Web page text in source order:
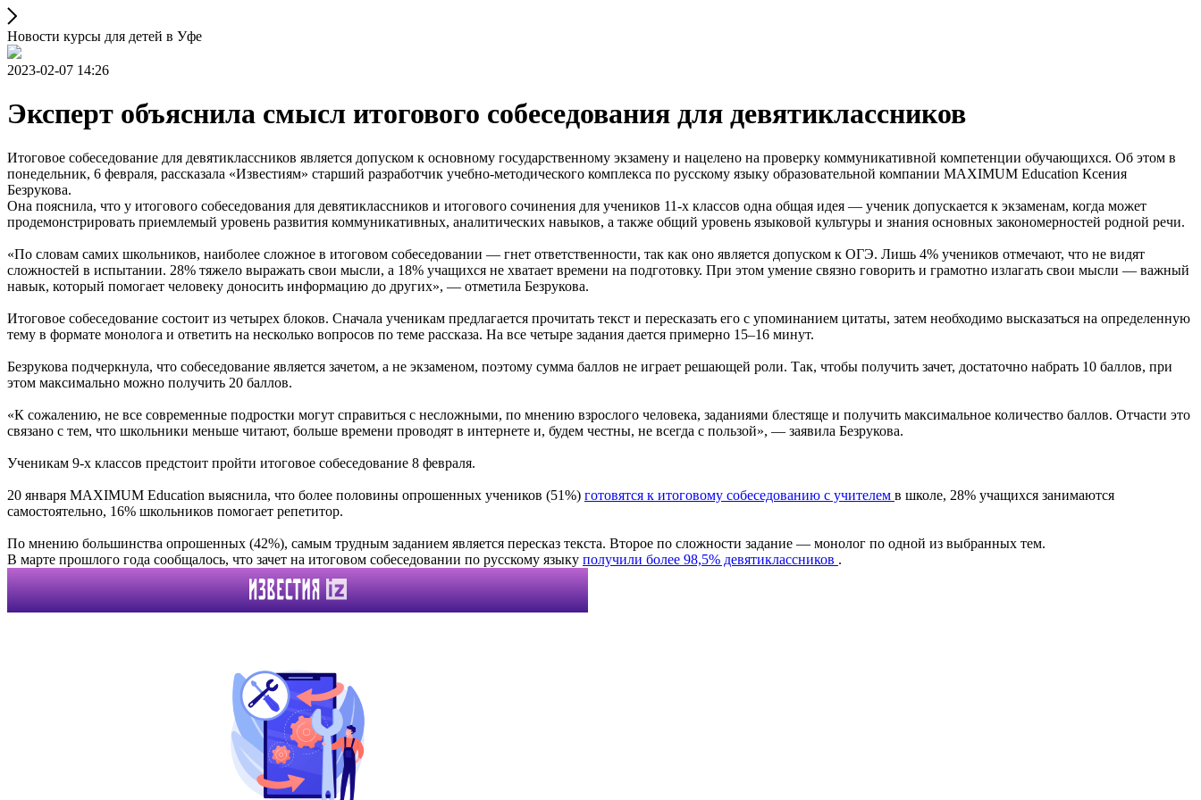
Новости курсы для детей в Уфе
2023-02-07 14:26
Эксперт объяснила смысл итогового собеседования для девятиклассников
Итоговое собеседование для девятиклассников является допуском к основному государственному экзамену и нацелено на проверку коммуникативной компетенции обучающихся. Об этом в
понедельник, 6 февраля, рассказала «Известиям» старший разработчик учебно-методического комплекса по русскому языку образовательной компании MAXIMUM Education Ксения
Безрукова.
Она пояснила, что у итогового собеседования для девятиклассников и итогового сочинения для учеников 11-х классов одна общая идея — ученик допускается к экзаменам, когда может
продемонстрировать приемлемый уровень развития коммуникативных, аналитических навыков, а также общий уровень языковой культуры и знания основных закономерностей родной речи.
«По словам самих школьников, наиболее сложное в итоговом собеседовании — гнет ответственности, так как оно является допуском к ОГЭ. Лишь 4% учеников отмечают, что не видят
сложностей в испытании. 28% тяжело выражать свои мысли, а 18% учащихся не хватает времени на подготовку. При этом умение связно говорить и грамотно излагать свои мысли — важный
навык, который помогает человеку доносить информацию до других», — отметила Безрукова.
Итоговое собеседование состоит из четырех блоков. Сначала ученикам предлагается прочитать текст и пересказать его с упоминанием цитаты, затем необходимо высказаться на определенную
тему в формате монолога и ответить на несколько вопросов по теме рассказа. На все четыре задания дается примерно 15–16 минут.
Безрукова подчеркнула, что собеседование является зачетом, а не экзаменом, поэтому сумма баллов не играет решающей роли. Так, чтобы получить зачет, достаточно набрать 10 баллов, при
этом максимально можно получить 20 баллов.
«К сожалению, не все современные подростки могут справиться с несложными, по мнению взрослого человека, заданиями блестяще и получить максимальное количество баллов. Отчасти это
связано с тем, что школьники меньше читают, больше времени проводят в интернете и, будем честны, не всегда с пользой», — заявила Безрукова.
Ученикам 9-х классов предстоит пройти итоговое собеседование 8 февраля.
20 января MAXIMUM Education выяснила, что более половины опрошенных учеников (51%) готовятся к итоговому собеседованию с учителем в школе, 28% учащихся занимаются
самостоятельно, 16% школьников помогает репетитор.
По мнению большинства опрошенных (42%), самым трудным заданием является пересказ текста. Второе по сложности задание — монолог по одной из выбранных тем.
В марте прошлого года сообщалось, что зачет на итоговом собеседовании по русскому языку получили более 98,5% девятиклассников .